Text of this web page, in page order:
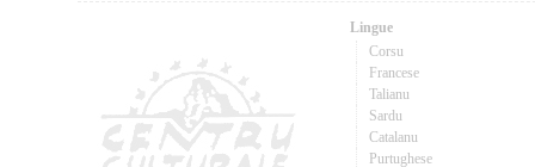
Lingue
Corsu
Francese
Talianu
Sardu
Catalanu
Purtughese